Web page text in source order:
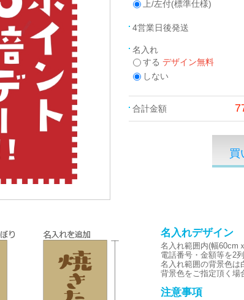
上/左付(標準仕様)
4営業日後発送
名入れ
する デザイン無料
しない
合計金額
名入れデザイン
名入れ範囲内(幅60cm
電話番号・金額等を2
名入れ範囲の背景色は
背景色をご指定頂く場
注意事項